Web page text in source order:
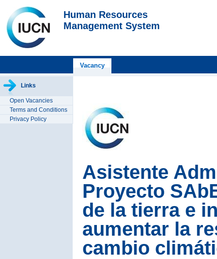
Human Resources
Management System
Vacancy
Links
Open Vacancies
Terms and Conditions
Privacy Policy
Asistente
Proyecto
de la tierra e
aumentar la
cambio